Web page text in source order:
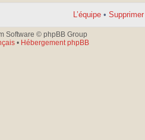
L’équipe •
Software © phpBB Group
• Hébergement phpBB